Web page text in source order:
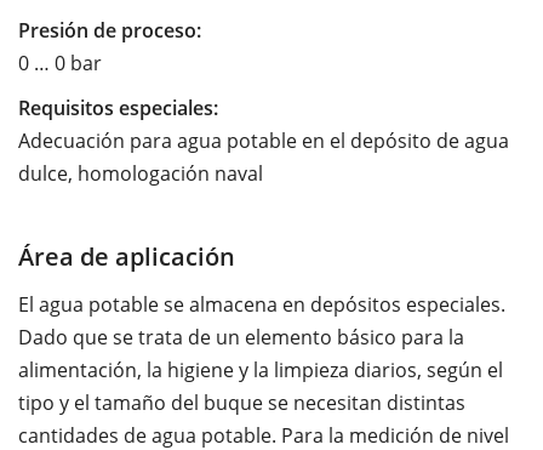
Presión de proceso:
0 … 0 bar
Requisitos especiales:
Adecuación para agua potable en el depósito de agua
dulce, homologación naval
Área de aplicación
El agua potable se almacena en depósitos especiales.
Dado que se trata de un elemento básico para la
alimentación, la higiene y la limpieza diarios, según el
tipo y el tamaño del buque se necesitan distintas
cantidades de agua potable. Para la medición de nivel